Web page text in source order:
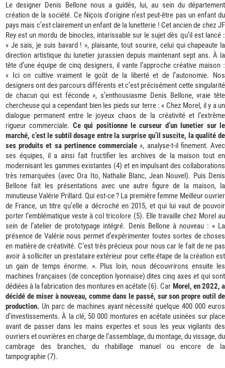
Le designer Denis Bellone nous a guidés, lui, au sein du département
création de la société. Ce Niçois d'origine n’est peut-être pas un enfant du
pays mais c’est clairement un enfant de la lunetterie ! Cet ancien de chez JF
Rey est un mordu de binocles, intarissable sur le sujet dès qu’il est lancé :
« Je sais, je suis bavard ! », plaisante, tout sourire, celui qui chapeaute la
direction artistique du lunetier jurassien depuis maintenant sept ans. À la
tête d’une équipe de cinq designers, il vante l’approche créative maison :
« Ici on cultive vraiment le goût de la liberté et de l’autonomie. Nos
designers ont des parcours différents et c’est précisément cette singularité
de chacun qui est féconde », s’enthousiasme Denis Bellone, vraie tête
chercheuse qui a cependant bien les pieds sur terre : « Chez Morel, il y a un
dialogue permanent entre le joyeux chaos de la créativité et l’extrême
rigueur commerciale. Ce qui positionne le curseur d’un lunetier sur le
marché, c’est le subtil dosage entre la surprise qu’il suscite, la qualité de
ses produits et sa pertinence commerciale », analyse-t-il finement. Avec
ses équipes, il a ainsi fait fructifier les archives de la maison tout en
modernisant les gammes existantes (4) et en impulsant des collaborations
très remarquées (avec Ora Ito, Nathalie Blanc, Jean Nouvel). Puis Denis
Bellone fait les présentations avec une autre figure de la maison, la
minutieuse Valérie Prillard. Qui est-ce ? La première femme Meilleur ouvrier
de France, un titre qu’elle a décroché en 2015, et qui lui vaut de pouvoir
porter l’emblématique veste à col tricolore (5). Elle travaille chez Morel au
sein de l’atelier de prototypage intégré. Denis Bellone à nouveau : « La
présence de Valérie nous permet d’expérimenter toutes sortes de choses
en matière de créativité. C’est très précieux pour nous car le fait de ne pas
avoir à solliciter un prestataire extérieur pour cette étape de la création est
un gain de temps énorme. ». Plus loin, nous découvrirons ensuite les
machines françaises (de conception lyonnaise) dites cinq axes et qui sont
dédiées à la fabrication des montures en acétate (6). Car Morel, en 2022, a
décidé de miser à nouveau, comme dans le passé, sur son propre outil de
production. Un parc de machines ayant nécessité quelque 400 000 euros
d’investissements. À la clé, 50 000 montures en acétate usinées sur place
avant de passer dans les mains expertes et sous les yeux vigilants des
ouvriers et ouvrières en charge de l’assemblage, du montage, du vissage, du
cambrage des branches, du rhabillage manuel ou encore de la
tampographie (7).